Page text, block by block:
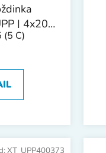
| 4x20
(5 C)
XT_UPP400373